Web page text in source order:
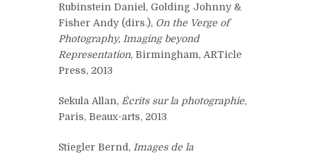
Rubinstein Daniel, Golding Johnny &
Fisher Andy (dirs.), On the Verge of
Photography, Imaging beyond
Representation, Birmingham, ARTicle
Press, 2013
Sekula Allan, Écrits sur la photographie,
Paris, Beaux-arts, 2013
Stiegler Bernd, Images de la